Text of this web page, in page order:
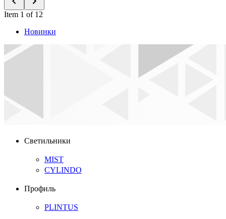
Item 1 of 12
Новинки
Светильники
MIST
CYLINDO
Профиль
PLINTUS